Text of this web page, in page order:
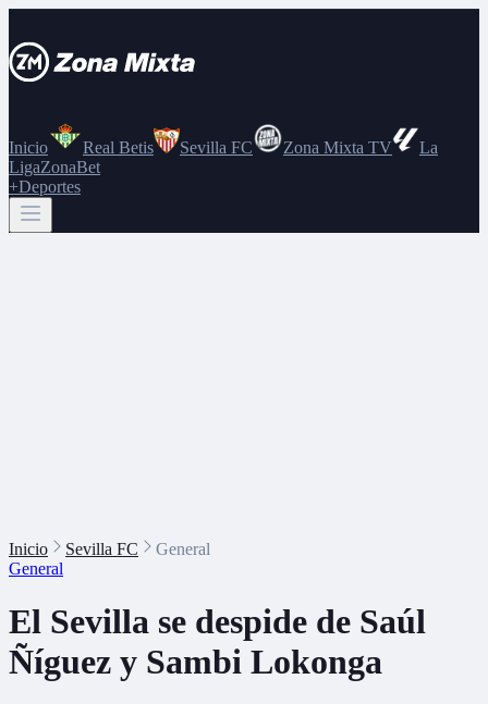
Inicio Real Betis Sevilla FC Zona Mixta TV
La
LigaZonaBet
+Deportes
Inicio Sevilla FC
General
General
El Sevilla se despide de Saúl
Ñíguez y Sambi Lokonga